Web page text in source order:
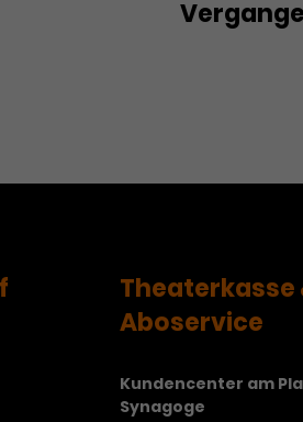
Theaterkasse
Aboservice
Kundencenter am
Synagoge